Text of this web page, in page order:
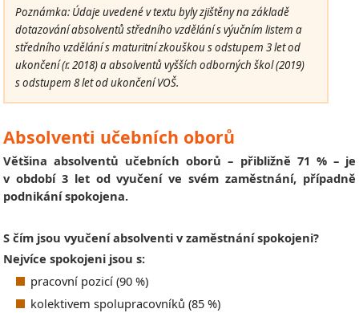
Poznámka: Údaje uvedené v textu byly zjištěny na základě
dotazování absolventů středního vzdělání s výučním listem a
středního vzdělání s maturitní zkouškou s odstupem 3 let od
ukončení (r. 2018) a absolventů vyšších odborných škol (2019)
s odstupem 8 let od ukončení VOŠ.
Absolventi učebních oborů
Většina absolventů učebních oborů – přibližně 71 % – je
v období 3 let od vyučení ve svém zaměstnání, případně
podnikání spokojena.
S čím jsou vyučení absolventi v zaměstnání spokojeni?
Nejvíce spokojeni jsou s:
pracovní pozicí (90 %)
kolektivem spolupracovníků (85 %)